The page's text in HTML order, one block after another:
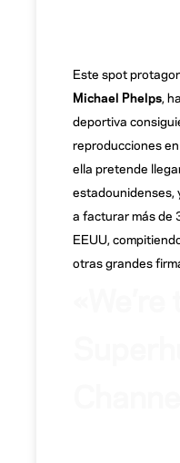
Este spot
Michael Phelps ,
deportiva
reproducciones
ella pretende
estadounidenses,
a facturar más de
EEUU,
otras grandes